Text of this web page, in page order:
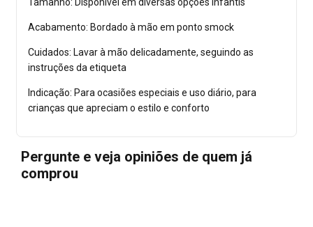
Tamanho: Disponível em diversas opções infantis
Acabamento: Bordado à mão em ponto smock
Cuidados: Lavar à mão delicadamente, seguindo as
instruções da etiqueta
Indicação: Para ocasiões especiais e uso diário, para
crianças que apreciam o estilo e conforto
Pergunte e veja opiniões de quem já
comprou